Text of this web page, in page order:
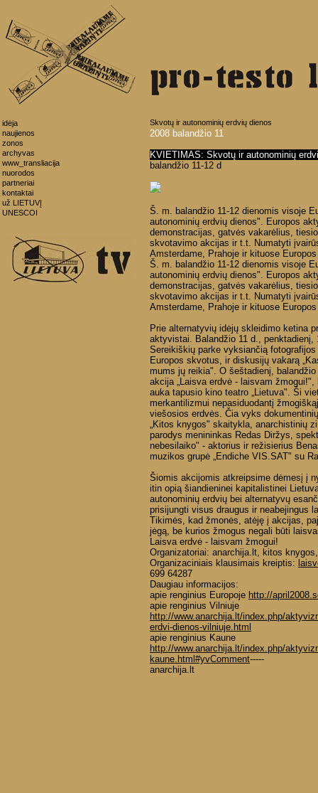
idėja
naujienos
zonos
archyvas
www_transliacija
nuorodos
partneriai
kontaktai
už LIETUVĮ
UNESCOI
Skvotų ir autonominių erdvių dienos
2008 balandžio 11
KVIETIMAS: Skvotų ir autonominių
balandžio 11-12 d
Š. m. balandžio 11-12 dienomis visoje
autonominių erdvių dienos". Europos
demonstracijas, gatvės vakarėlius,
skvotavimo akcijas ir t.t. Numatyti
Amsterdame, Prahoje ir kituose
Š. m. balandžio 11-12 dienomis visoje
autonominių erdvių dienos". Europos
demonstracijas, gatvės vakarėlius,
skvotavimo akcijas ir t.t. Numatyti
Amsterdame, Prahoje ir kituose
Prie alternatyvių idėjų skleidimo ketina
aktyvistai. Balandžio 11 d.,
Sereikiškių parke vyksiančią
Europos skvotus, ir diskusijų vakarą
mums jų reikia". O šeštadienį,
akcija „Laisva erdvė - laisvam
auka tapusio kino teatro „Lietuva". Ši
merkantilizmui nepasiduodantį
viešosios erdvės. Čia vyks
„Kitos knygos" skaitykla, anarchistinių
parodys menininkas Redas Diržys,
nebesilaiko" - aktorius ir režisierius
muzikos grupė „Endiche VIS.SAT" su
Šiomis akcijomis atkreipsime dėmesį į
itin opią šiandieninei kapitalistinei
autonominių erdvių bei alternatyvų
prisijungti visus draugus ir neabejingus
Tikimės, kad žmonės, atėję į akcijas,
jėgą, be kurios žmogus negali būti
Laisva erdvė - laisvam žmogui!
Organizatoriai: anarchija.lt, kitos
Organizaciniais klausimais kreiptis:
699 64287
Daugiau informacijos:
apie renginius Europoje http://
apie renginius Vilniuje
http://www.anarchija.lt/index.php/
erdvi-dienos-vilniuje.html
apie renginius Kaune
http://www.anarchija.lt/index.php/
kaune.html#yvComment-----
anarchija.lt